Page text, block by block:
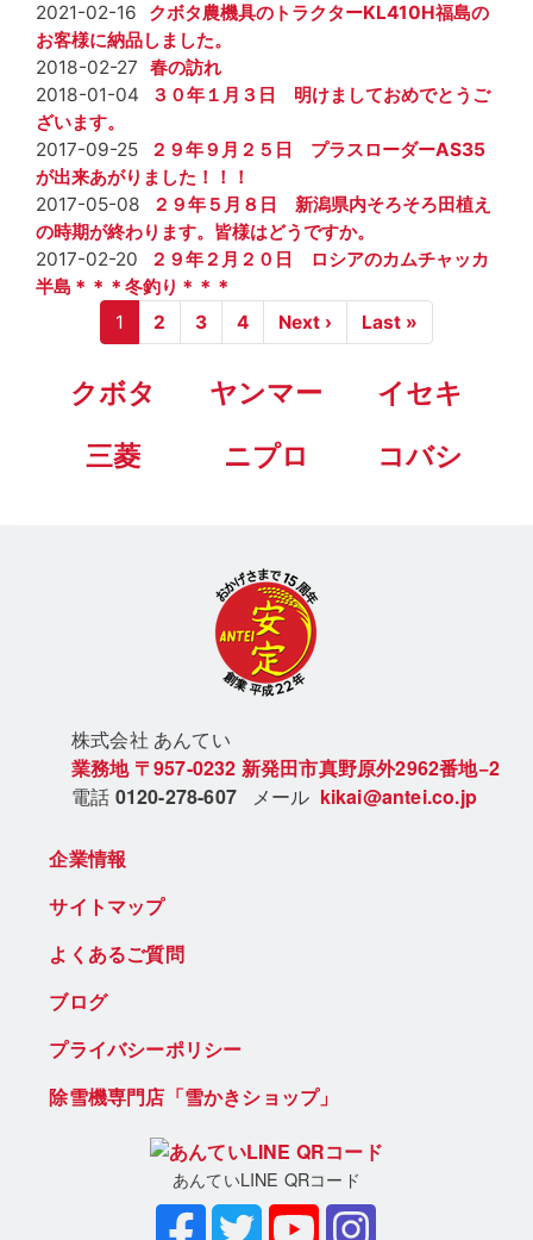
2021-02-16
クボタ農機具のトラクターKL410H福島の
お客様に納品しました。
2018-02-27 春の訪れ
2018-01-04
３０年１月３日 明けましておめでとうご
ざいます。
2017-09-25
２９年９月２５日 プラスローダーAS35
が出来あがりました！！！
2017-05-08
２９年５月８日 新潟県内そろそろ田植え
の時期が終わります。皆様はどうですか。
2017-02-20
２９年２月２０日 ロシアのカムチャッカ
半島＊＊＊冬釣り＊＊＊
Pagination
1 2 3 4 Next › Next
page
Last »
page
クボタ ヤンマー
イセキ
三菱
ニプロ コバシ
株式会社 あんてい
業務地 〒957-0232 新発田市真野原外2962番地−2
電話 0120-278-607 メール kikai@antei.co.jp
企業情報
サイトマップ
よくあるご質問
ブログ
プライバシーポリシー
除雪機専門店「雪かきショップ」
あんていLINE QRコード